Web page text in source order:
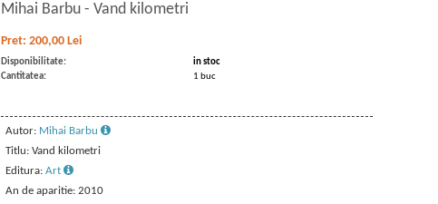
Mihai Barbu - Vand kilometri
Pret: 200,00 Lei
Disponibilitate:
in stoc
Cantitatea:
1 buc
Autor: Mihai Barbu
Titlu: Vand kilometri
Editura: Art
An de aparitie: 2010